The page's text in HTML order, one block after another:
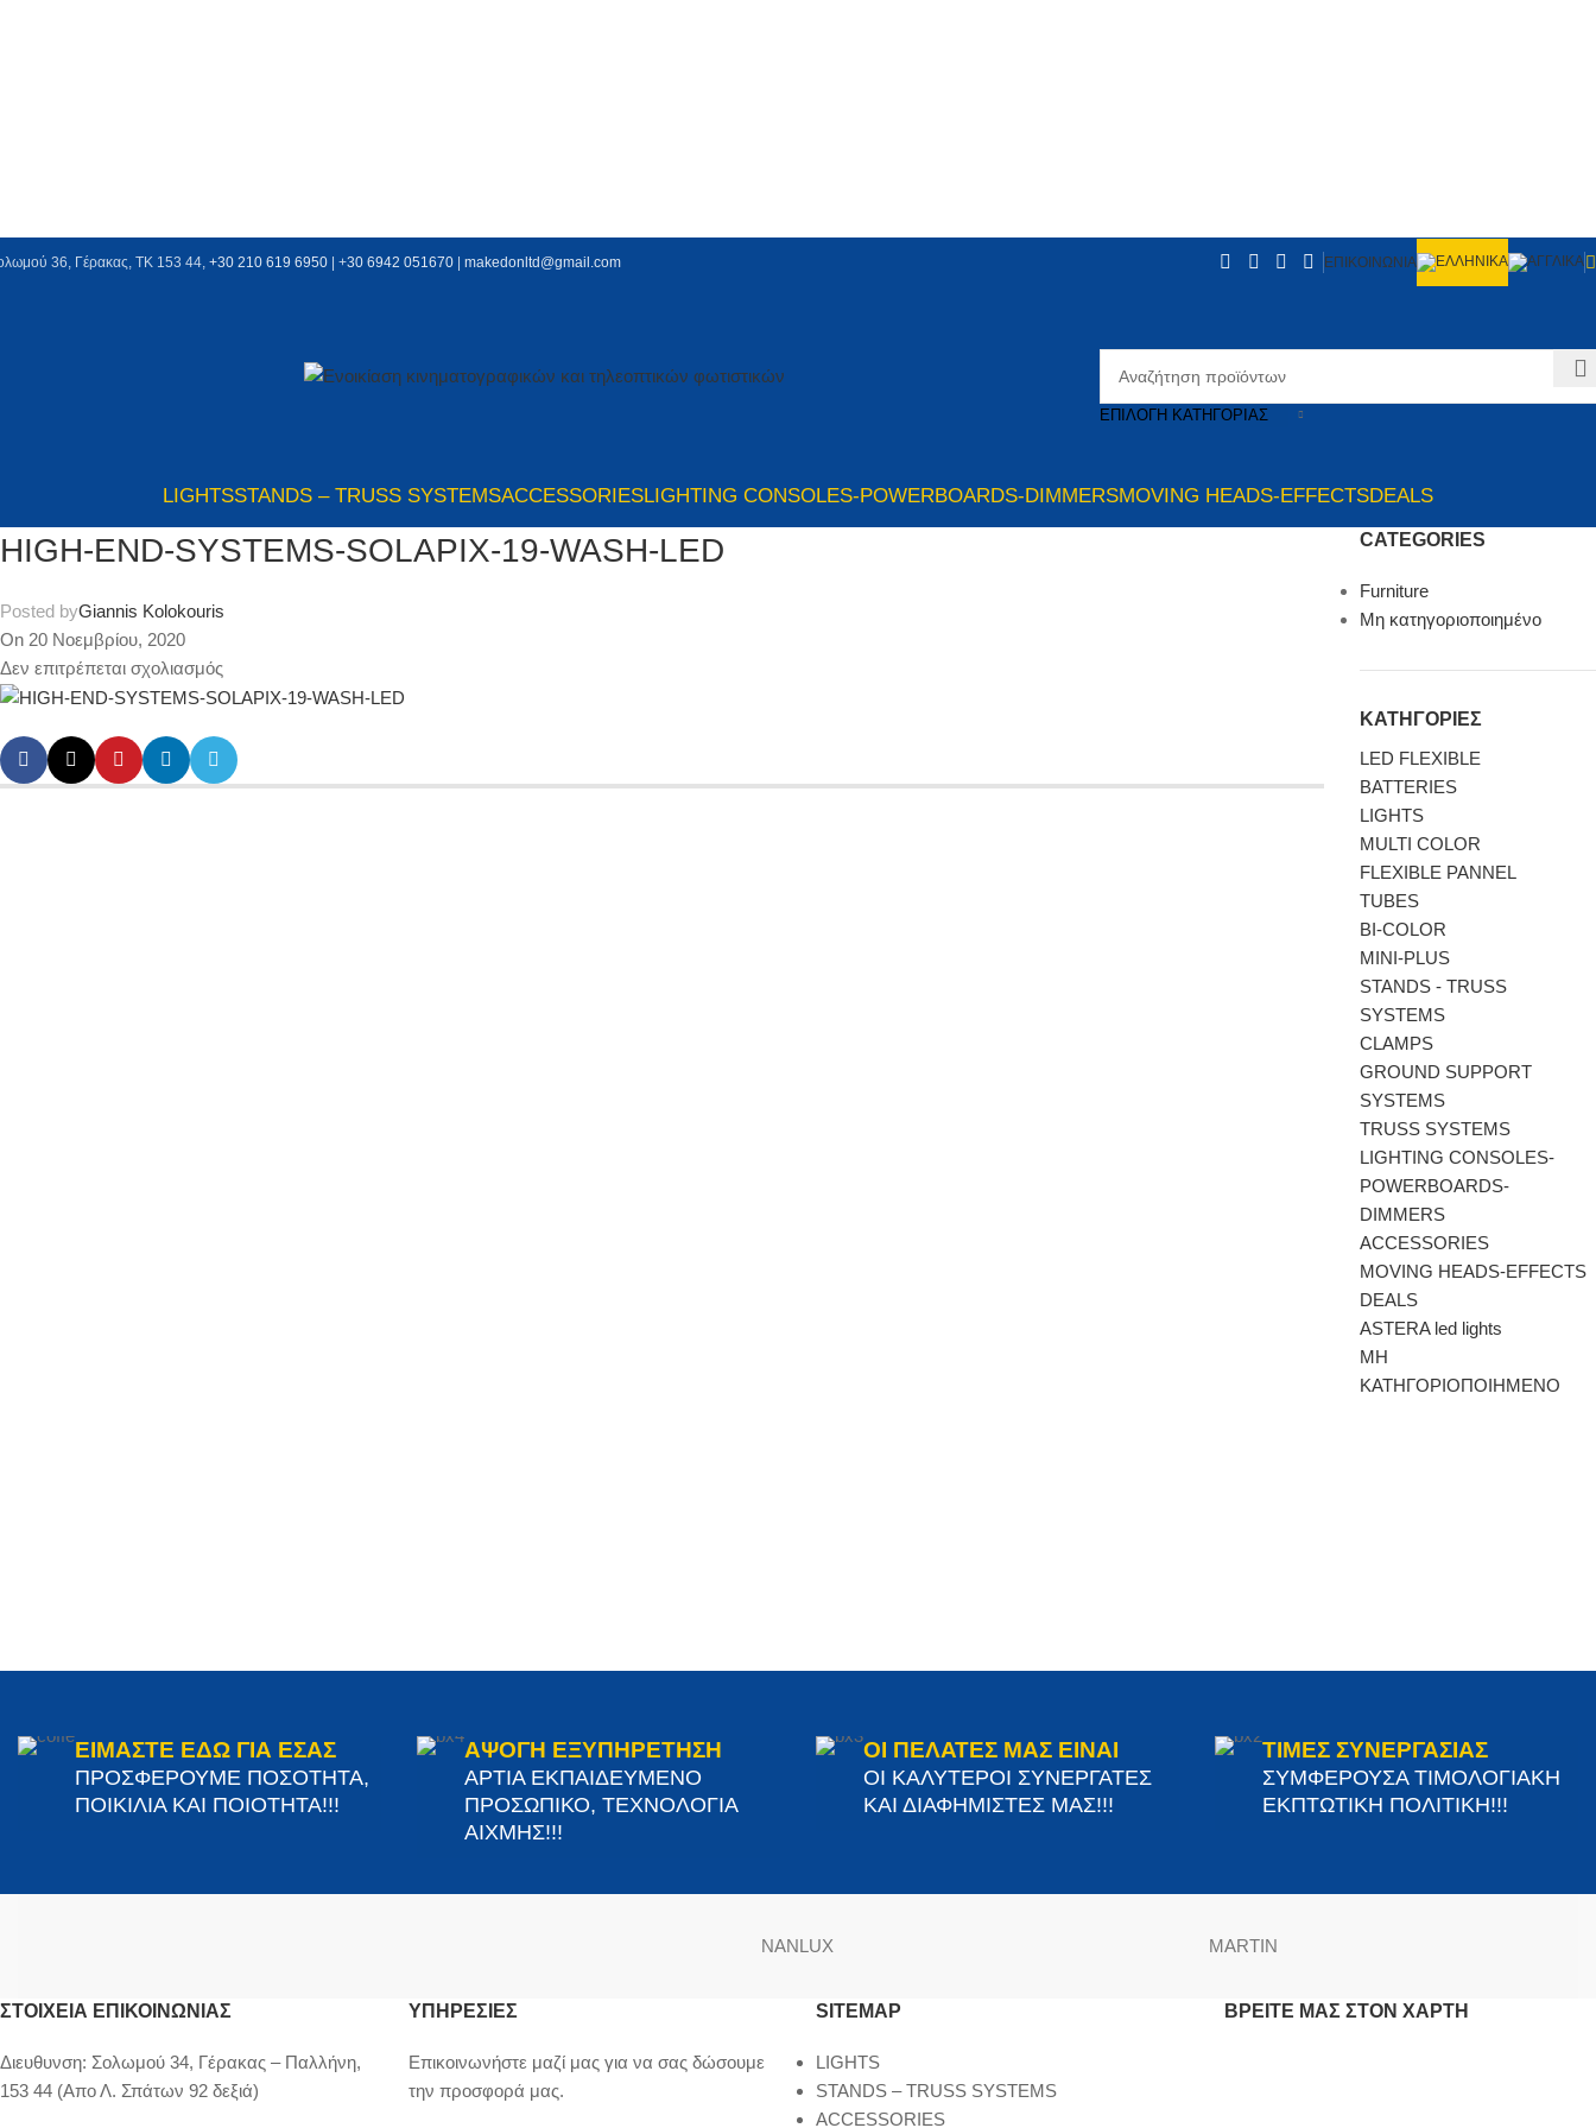
36, Γέρακας, ΤΚ 153 44, +30 210 619 6950 | +30 6942 051670 makedonltd@gmail.com ΕΠΙΚΟΙΝΩΝΙΑ
ΕΠΙΛΟΓΉ ΚΑΤΗΓΟΡΊΑΣ
LIGHTSSTANDS – TRUSS SYSTEMSACCESSORIESLIGHTING CONSOLES-POWERBOARDS-DIMMERSMOVING HEADS-EFFECTSDEALS
HIGH-END-SYSTEMS-SOLAPIX-19-WASH-LED
Posted byGiannis Kolokouris
On 20 Νοεμβρίου, 2020
Δεν επιτρέπεται σχολιασμός
CATEGORIES
Furniture
Μη κατηγοριοποιημένο
ΚΑΤΗΓΟΡΙΕΣ
LED FLEXIBLE
BATTERIES
LIGHTS
MULTI COLOR
FLEXIBLE PANNEL
TUBES
BI-COLΟR
MINI-PLUS
STANDS - TRUSS
SYSTEMS
CLAMPS
GROUND SUPPORT
SYSTEMS
TRUSS SYSTEMS
LIGHTING CONSOLES-
POWERBOARDS-
DIMMERS
ACCESSORIES
MOVING HEADS-EFFECTS
DEALS
ASTERA led lights
ΜΗ
ΚΑΤΗΓΟΡΙΟΠΟΙΗΜΕΝΟ
ΕΙΜΑΣΤΕ ΕΔΩ ΓΙΑ ΕΣΑΣ
ΠΡΟΣΦΕΡΟΥΜΕ ΠΟΣΟΤΗΤΑ,
ΠΟΙΚΙΛΙΑ ΚΑΙ ΠΟΙΟΤΗΤΑ!!!
ΑΨΟΓΗ ΕΞΥΠΗΡΕΤΗΣΗ
ΑΡΤΙΑ ΕΚΠΑΙΔΕΥΜΕΝΟ
ΠΡΟΣΩΠΙΚΟ, ΤΕΧΝΟΛΟΓΙΑ
ΑΙΧΜΗΣ!!!
ΟΙ ΠΕΛΑΤΕΣ ΜΑΣ ΕΙΝΑΙ
ΟΙ ΚΑΛΥΤΕΡΟΙ ΣΥΝΕΡΓΑΤΕΣ
ΚΑΙ ΔΙΑΦΗΜΙΣΤΕΣ ΜΑΣ!!!
ΤΙΜΕΣ ΣΥΝΕΡΓΑΣΙΑΣ
ΣΥΜΦΕΡΟΥΣΑ ΤΙΜΟΛΟΓΙΑΚΗ
ΕΚΠΤΩΤΙΚΗ ΠΟΛΙΤΙΚΗ!!!
NANLUX MARTIN
ΣΤΟΙΧΕΊΑ ΕΠΙΚΟΙΝΩΝΊΑΣ
Διευθυνση: Σολωμού 34, Γέρακας – Παλλήνη,
153 44 (Απο Λ. Σπάτων 92 δεξιά)
ΥΠΗΡΕΣΙΕΣ
Επικοινωνήστε μαζί μας για να σας δώσουμε
την προσφορά μας.
SITEMAP
LIGHTS
STANDS – TRUSS SYSTEMS
ACCESSORIES
ΒΡΕΊΤΕ ΜΑΣ ΣΤΟΝ ΧΆΡΤΗ